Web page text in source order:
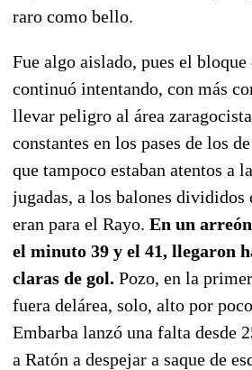
raro como bello.
Fue algo aislado, pues el bloque
continuó intentando, con más
llevar peligro al área
constantes en los pases de los
que tampoco estaban atentos a
jugadas, a los balones divididos
eran para el Rayo. En un
el minuto 39 y el 41, llegaron
claras de gol. Pozo, en la
fuera delárea, solo, alto por
Embarba lanzó una falta desde
a Ratón a despejar a saque de